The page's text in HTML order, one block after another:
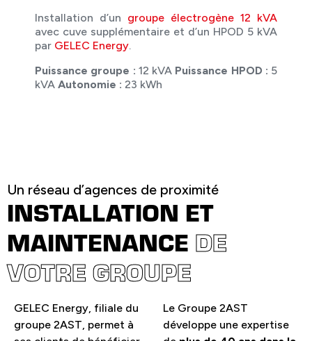
Installation d’un groupe électrogène 12 kVA
avec cuve supplémentaire et d’un HPOD 5 kVA
par GELEC Energy.
Puissance groupe : 12 kVA Puissance HPOD : 5
kVA Autonomie : 23 kWh
Un réseau d’agences de proximité
INSTALLATION ET
MAINTENANCE DE
VOTRE GROUPE
GELEC Energy, filiale du
groupe 2AST, permet à
Le Groupe 2AST
développe une expertise